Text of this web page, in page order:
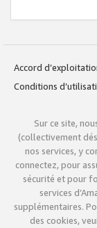
Accord
Conditions
Sur ce site,
(collectivement
nos services, y
connectez, pour
sécurité et pour
services
supplémentaires.
des cookies,